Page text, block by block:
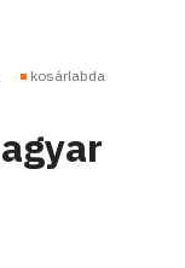
kosárlabda